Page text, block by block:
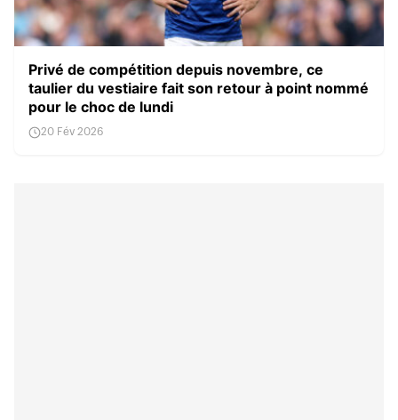
Privé de compétition depuis novembre, ce
taulier du vestiaire fait son retour à point nommé
pour le choc de lundi
20 Fév 2026